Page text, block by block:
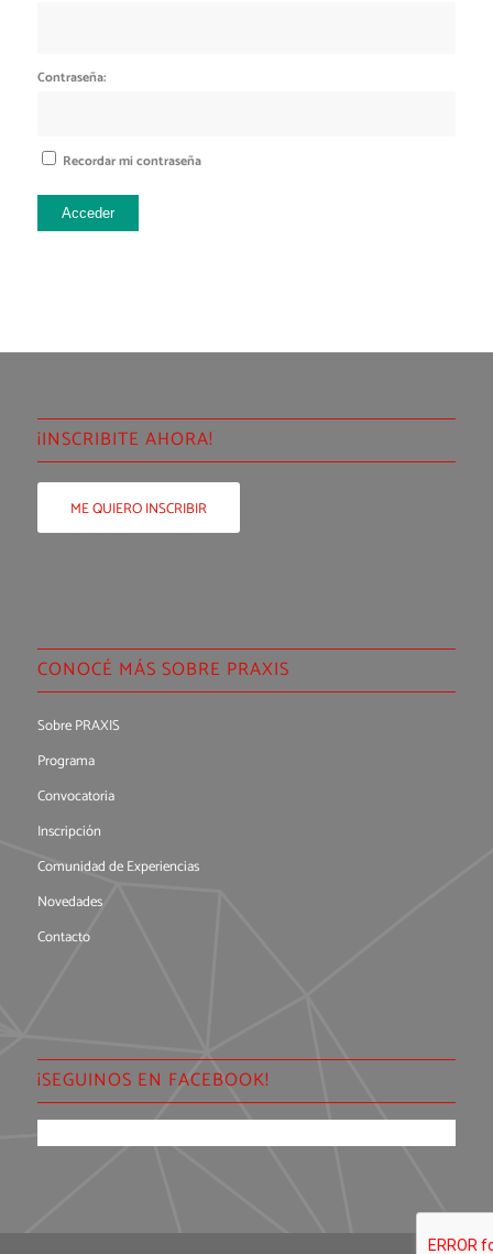
Contraseña:
Recordar mi contraseña
Acceder
¡INSCRIBITE AHORA!
ME QUIERO INSCRIBIR
CONOCÉ MÁS SOBRE PRAXIS
Sobre PRAXIS
Programa
Convocatoria
Inscripción
Comunidad de Experiencias
Novedades
Contacto
¡SEGUINOS EN FACEBOOK!